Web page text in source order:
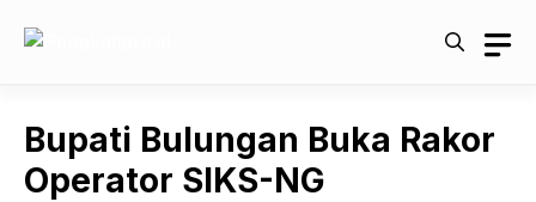
Bupati Bulungan Buka Rakor
Operator SIKS-NG